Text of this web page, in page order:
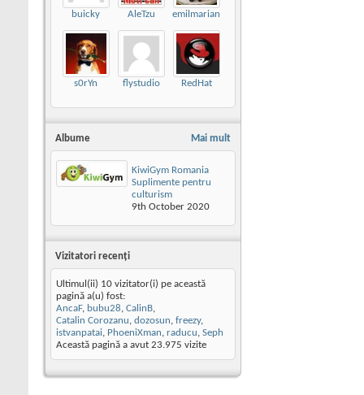
buicky AleTzu emilmarian
s0rYn flystudio RedHat
Mai mult
Albume
KiwiGym Romania
Suplimente pentru
culturism
9th October 2020
Vizitatori recenţi
Ultimul(ii) 10 vizitator(i) pe această
pagină a(u) fost:
AncaF, bubu28, CalinB,
Catalin Corozanu, dozosun, freezy,
istvanpatai, PhoeniXman, raducu, Seph
Această pagină a avut 23.975 vizite